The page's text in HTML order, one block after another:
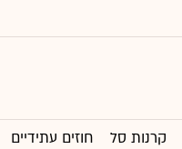
קרנות סל חוזים עתידיים